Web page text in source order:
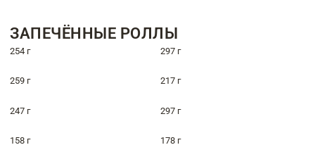
ЗАПЕЧЁННЫЕ РОЛЛЫ
254 г 297 г
259 г 217 г
247 г 297 г
158 г 178 г